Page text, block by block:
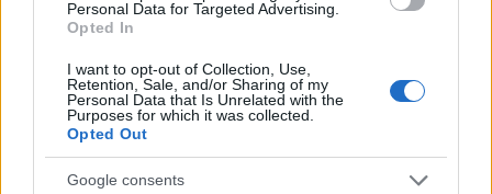
Personal Data for Targeted Advertising.
Opted In
I want to opt-out of Collection, Use,
Retention, Sale, and/or Sharing of my
Personal Data that Is Unrelated with the
Purposes for which it was collected.
Opted Out
Google consents
megteremtőjeként diszponálta, eltűrte, hogy
beszerzéseken.
Arszen Avakov belügyminiszter közben
vasárnap azzal az intelemmel fordult a